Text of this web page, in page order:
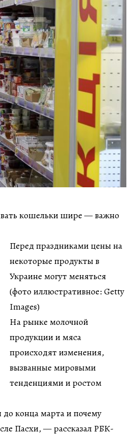
кошельки шире — важно
Перед праздниками цены на
некоторые продукты в
Украине могут меняться
(фото иллюстративное: Getty
Images)
На рынке молочной
продукции и мяса
происходят изменения,
вызванные мировыми
тенденциями и ростом
конца марта и почему
Пасхи, — рассказал РБК-